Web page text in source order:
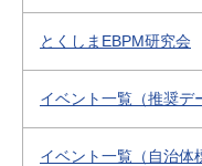
とくしまEBPM研究会
イベント一覧（推奨デ
イベント一覧（自治体